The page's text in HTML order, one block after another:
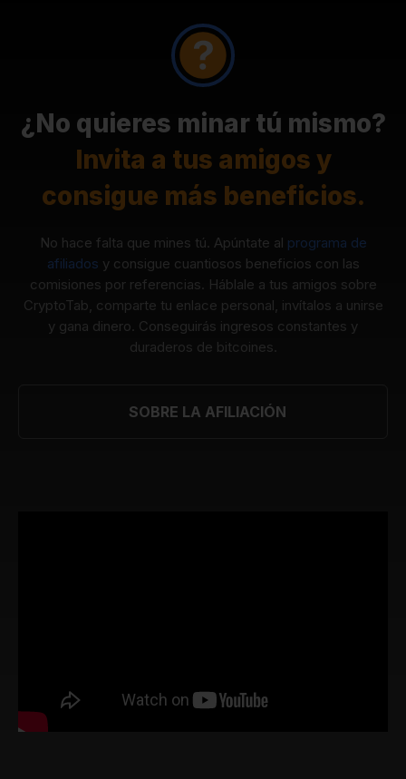
¿No quieres minar tú mismo?
Invita a tus amigos y
consigue más beneficios.
No hace falta que mines tú. Apúntate al programa de
afiliados y consigue cuantiosos beneficios con las
comisiones por referencias. Háblale a tus amigos sobre
CryptoTab, comparte tu enlace personal, invítalos a unirse
y gana dinero. Conseguirás ingresos constantes y
duraderos de bitcoines.
SOBRE LA AFILIACIÓN